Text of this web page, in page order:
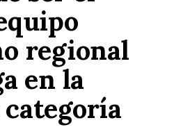
regional
en la